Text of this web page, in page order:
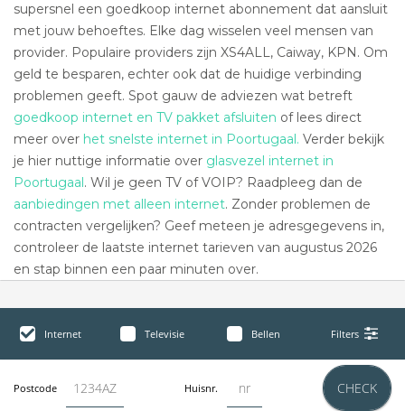
supersnel een goedkoop internet abonnement dat aansluit
met jouw behoeftes. Elke dag wisselen veel mensen van
provider. Populaire providers zijn XS4ALL, Caiway, KPN. Om
geld te besparen, echter ook dat de huidige verbinding
problemen geeft. Spot gauw de adviezen wat betreft
goedkoop internet en TV pakket afsluiten of lees direct
meer over het snelste internet in Poortugaal. Verder bekijk
je hier nuttige informatie over glasvezel internet in
Poortugaal. Wil je geen TV of VOIP? Raadpleeg dan de
aanbiedingen met alleen internet. Zonder problemen de
contracten vergelijken? Geef meteen je adresgegevens in,
controleer de laatste internet tarieven van augustus 2026
en stap binnen een paar minuten over.
Internet Televisie Bellen Filters
Postcode Huisnr. CHECK